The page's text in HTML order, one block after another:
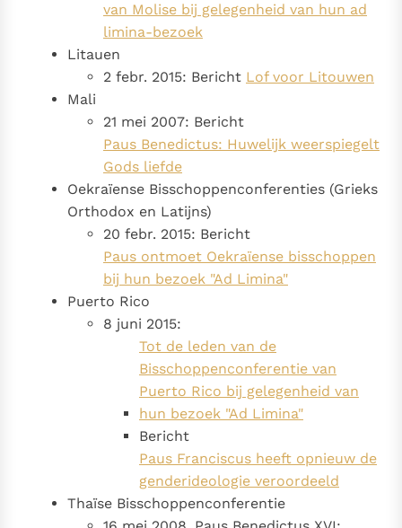
van Molise bij gelegenheid van hun ad
limina-bezoek
Litauen
2 febr. 2015: Bericht Lof voor Litouwen
Mali
21 mei 2007: Bericht
Paus Benedictus: Huwelijk weerspiegelt
Gods liefde
Oekraïense Bisschoppenconferenties (Grieks
Orthodox en Latijns)
20 febr. 2015: Bericht
Paus ontmoet Oekraïense bisschoppen
bij hun bezoek "Ad Limina"
Puerto Rico
8 juni 2015:
Tot de leden van de
Bisschoppenconferentie van
Puerto Rico bij gelegenheid van
hun bezoek "Ad Limina"
Bericht
Paus Franciscus heeft opnieuw de
genderideologie veroordeeld
Thaïse Bisschoppenconferentie